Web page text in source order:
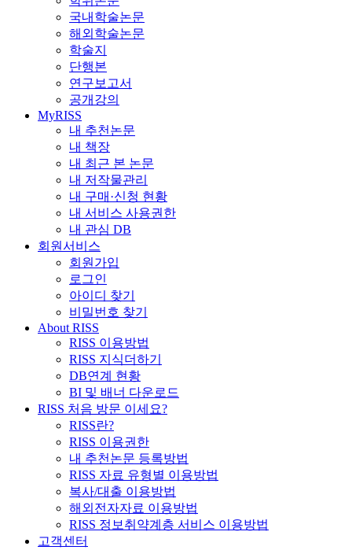
국내학술논문
해외학술논문
학술지
단행본
연구보고서
공개강의
MyRISS
내 추천논문
내 책장
내 최근 본 논문
내 저작물관리
내 구매·신청 현황
내 서비스 사용권한
내 관심 DB
회원서비스
회원가입
로그인
아이디 찾기
비밀번호 찾기
About RISS
RISS 이용방법
RISS 지식더하기
DB연계 현황
BI 및 배너 다운로드
RISS 처음 방문 이세요?
RISS란?
RISS 이용권한
내 추천논문 등록방법
RISS 자료 유형별 이용방법
복사/대출 이용방법
해외전자자료 이용방법
RISS 정보취약계층 서비스 이용방법
고객센터